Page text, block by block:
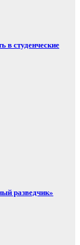
в студенческие
разведчик»